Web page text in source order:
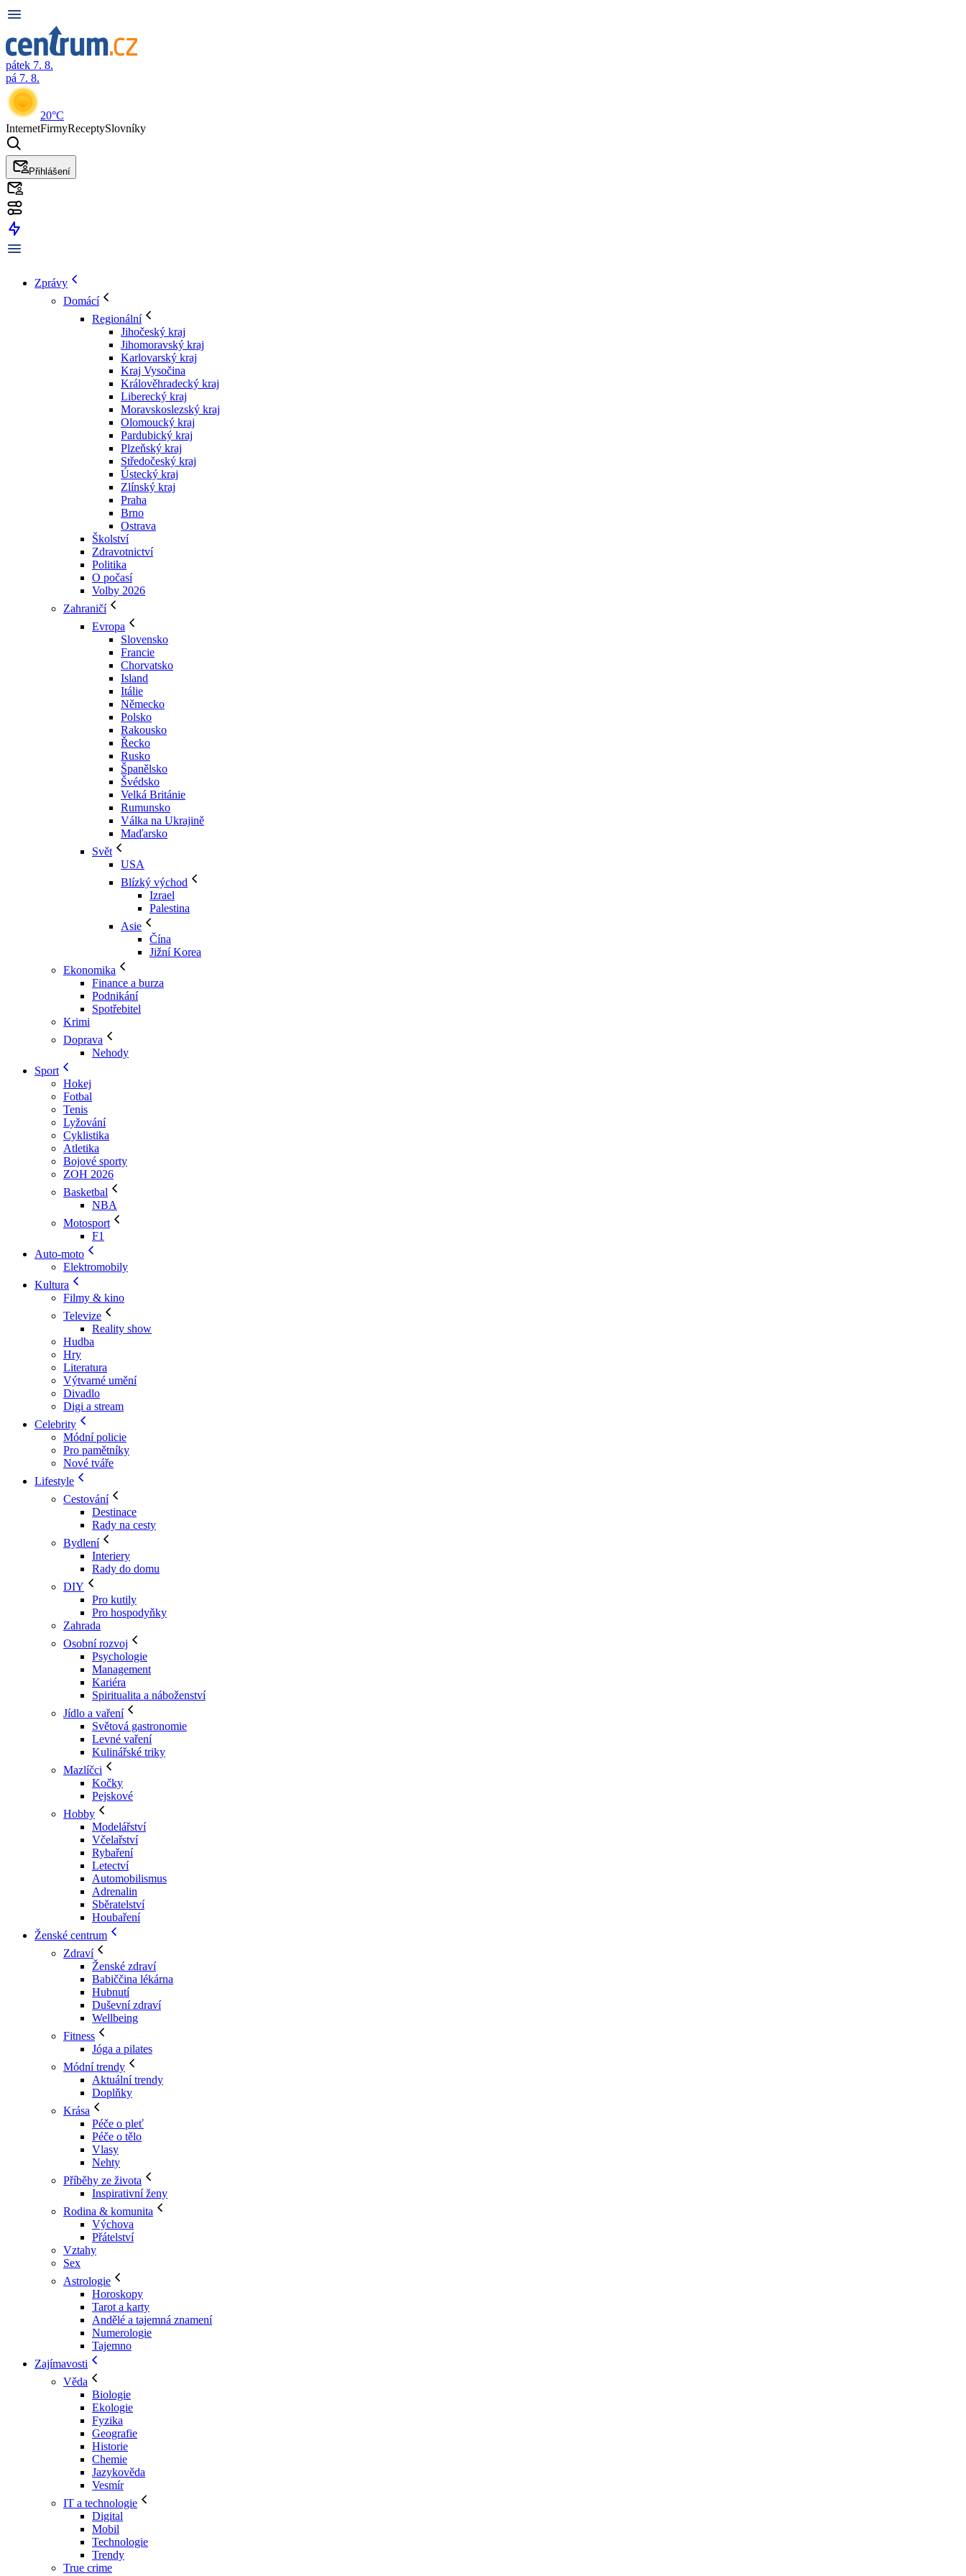
pátek 7. 8.
pá 7. 8.
20°C
InternetFirmyReceptySlovníky
Přihlášení
Zprávy
Domácí
Regionální
Jihočeský kraj
Jihomoravský kraj
Karlovarský kraj
Kraj Vysočina
Králověhradecký kraj
Liberecký kraj
Moravskoslezský kraj
Olomoucký kraj
Pardubický kraj
Plzeňský kraj
Středočeský kraj
Ústecký kraj
Zlínský kraj
Praha
Brno
Ostrava
Školství
Zdravotnictví
Politika
O počasí
Volby 2026
Zahraničí
Evropa
Slovensko
Francie
Chorvatsko
Island
Itálie
Německo
Polsko
Rakousko
Řecko
Rusko
Španělsko
Švédsko
Velká Británie
Rumunsko
Válka na Ukrajině
Maďarsko
Svět
USA
Blízký východ
Izrael
Palestina
Asie
Čína
Jižní Korea
Ekonomika
Finance a burza
Podnikání
Spotřebitel
Krimi
Doprava
Nehody
Sport
Hokej
Fotbal
Tenis
Lyžování
Cyklistika
Atletika
Bojové sporty
ZOH 2026
Basketbal
NBA
Motosport
F1
Auto-moto
Elektromobily
Kultura
Filmy & kino
Televize
Reality show
Hudba
Hry
Literatura
Výtvarné umění
Divadlo
Digi a stream
Celebrity
Módní policie
Pro pamětníky
Nové tváře
Lifestyle
Cestování
Destinace
Rady na cesty
Bydlení
Interiery
Rady do domu
DIY
Pro kutily
Pro hospodyňky
Zahrada
Osobní rozvoj
Psychologie
Management
Kariéra
Spiritualita a náboženství
Jídlo a vaření
Světová gastronomie
Levné vaření
Kulinářské triky
Mazlíčci
Kočky
Pejskové
Hobby
Modelářství
Včelařství
Rybaření
Letectví
Automobilismus
Adrenalin
Sběratelství
Houbaření
Ženské centrum
Zdraví
Ženské zdraví
Babiččina lékárna
Hubnutí
Duševní zdraví
Wellbeing
Fitness
Jóga a pilates
Módní trendy
Aktuální trendy
Doplňky
Krása
Péče o pleť
Péče o tělo
Vlasy
Nehty
Příběhy ze života
Inspirativní ženy
Rodina & komunita
Výchova
Přátelství
Vztahy
Sex
Astrologie
Horoskopy
Tarot a karty
Andělé a tajemná znamení
Numerologie
Tajemno
Zajímavosti
Věda
Biologie
Ekologie
Fyzika
Geografie
Historie
Chemie
Jazykověda
Vesmír
IT a technologie
Digital
Mobil
Technologie
Trendy
True crime